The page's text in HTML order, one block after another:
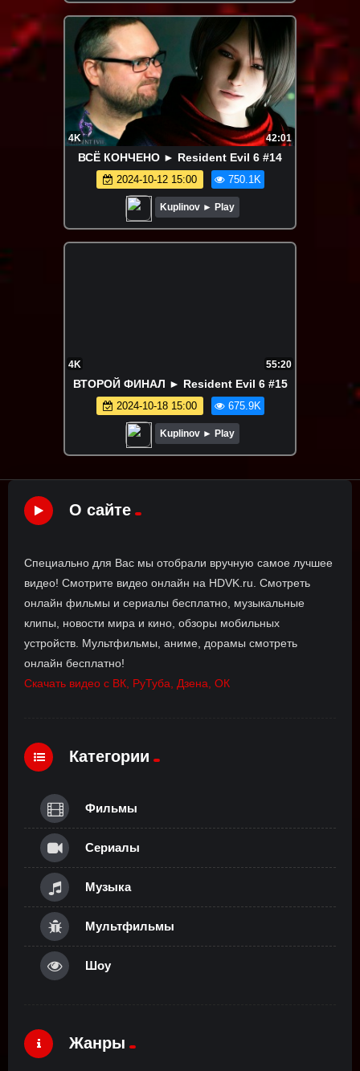
4K 42:01
ВСЁ КОНЧЕНО ► Resident Evil 6 #14
2024-10-12 15:00 750.1K
Kuplinov ► Play
4K 55:20
ВТОРОЙ ФИНАЛ ► Resident Evil 6 #15
2024-10-18 15:00 675.9K
Kuplinov ► Play
О сайте
Специально для Вас мы отобрали вручную самое лучшее
видео! Смотрите видео онлайн на HDVK.ru. Смотреть
онлайн фильмы и сериалы бесплатно, музыкальные
клипы, новости мира и кино, обзоры мобильных
устройств. Мультфильмы, аниме, дорамы смотреть
онлайн бесплатно!
Скачать видео с ВК, РуТуба, Дзена, ОК
Категории
Фильмы
Сериалы
Музыка
Мультфильмы
Шоу
Жанры